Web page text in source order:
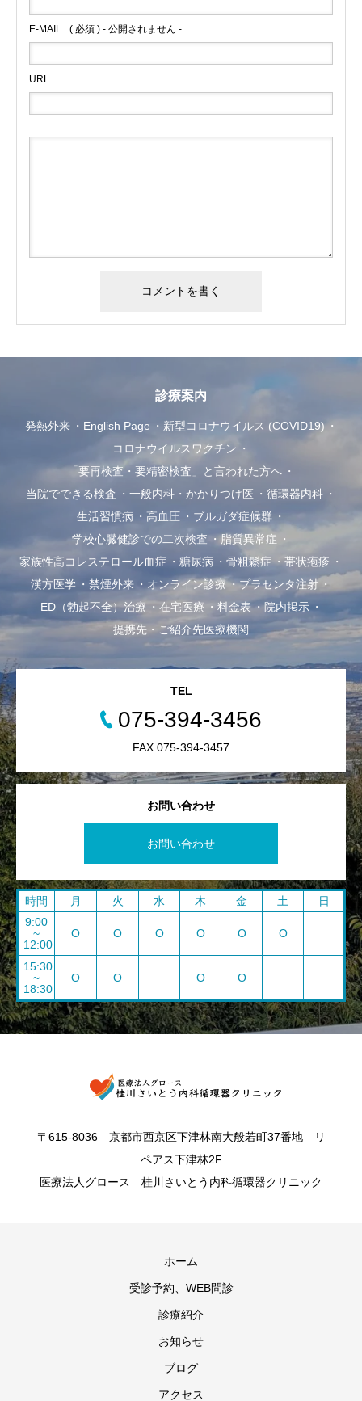
E-MAIL ( 必須 ) - 公開されません -
URL
診療案内
発熱外来 English Page
新型コロナウイルス (COVID19)
コロナウイルスワクチン
「要再検査・要精密検査」と言われた方へ
当院でできる検査
一般内科・かかりつけ医
循環器内科
生活習慣病
高血圧
ブルガダ症候群
学校心臓健診での二次検査
脂質異常症
家族性高コレステロール血症
糖尿病 骨粗鬆症
帯状疱疹
漢方医学
禁煙外来 オンライン診療
プラセンタ注射
ED（勃起不全）治療
在宅医療 料金表
院内掲示
提携先・ご紹介先医療機関
お問い合わせ
お問い合わせ
TEL
075-394-3456
FAX 075-394-3457
時間 月 火 水 木 金 土
日
9:00
~
12:00
O O O O O O
15:30
~
18:30
O O O O
〒615-8036 京都市西京区下津林南大般若町37番地 リ
ペアス下津林2F
医療法人グロース 桂川さいとう内科循環器クリニック
ホーム
受診予約、WEB問診
診療紹介
お知らせ
ブログ
アクセス